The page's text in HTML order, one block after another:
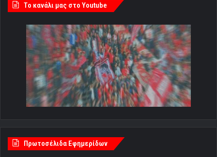
Tο κανάλι μας στο Youtube
Πρωτοσέλιδα Εφημερίδων